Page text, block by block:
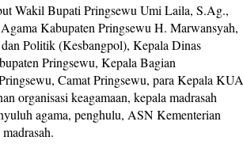
Wakil Bupati Pringsewu Umi Laila, S.Ag.,
Kabupaten Pringsewu H. Marwansyah,
Politik (Kesbangpol), Kepala Dinas
Pringsewu, Kepala Bagian
Camat Pringsewu, para Kepala KUA
organisasi keagamaan, kepala madrasah
agama, penghulu, ASN Kementerian